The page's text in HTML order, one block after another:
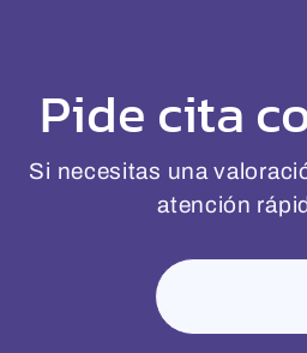
Pide cita
Si necesitas una
atención